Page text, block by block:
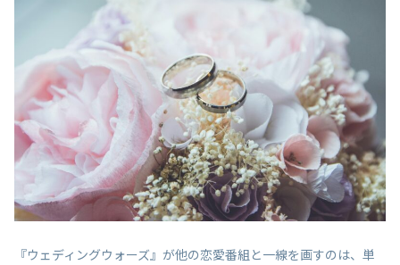
『ウェディングウォーズ』が他の恋愛番組と一線を画すのは、単